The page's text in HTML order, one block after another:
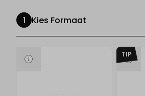
Kies Formaat
TIP